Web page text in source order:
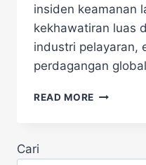
insiden keamanan
kekhawatiran luas
industri pelayaran,
perdagangan
READ MORE AS-
Cari